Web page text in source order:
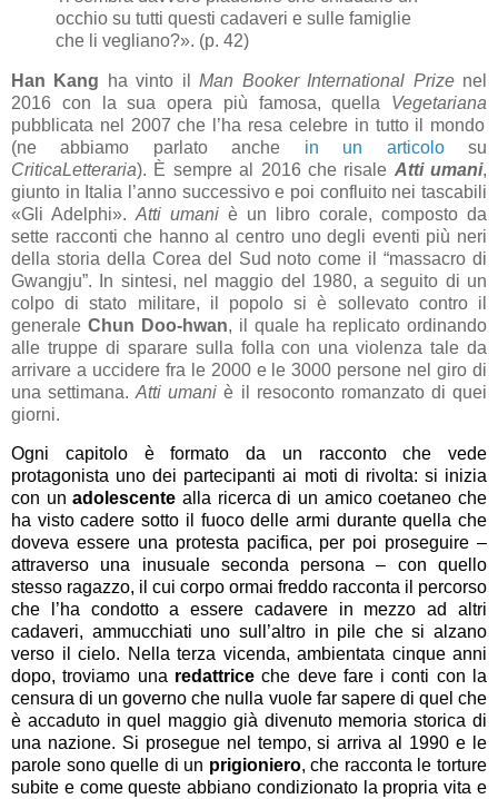
occhio su tutti questi cadaveri e sulle famiglie
che li vegliano?». (p. 42)
Han Kang ha vinto ilMan Booker International Prize nel
2016 con la sua opera più famosa, quella Vegetariana
pubblicata nel 2007 che l’ha resa celebre in tutto il mondo
(ne abbiamo parlato anche in un articolosu
CriticaLetteraria). È sempre al 2016 che risale Atti umani,
giunto in Italia l’anno successivo e poi confluito nei tascabili
«Gli Adelphi». Atti umani è un libro corale, composto da
sette racconti che hanno al centro uno degli eventi più neri
della storia della Corea del Sud noto come il “massacro di
Gwangju”. In sintesi, nel maggio del 1980, a seguito di un
colpo di stato militare, il popolo si è sollevato contro il
generale Chun Doo-hwan, il quale ha replicato ordinando
alle truppe di sparare sulla folla con una violenza tale da
arrivare a uccidere fra le 2000 e le 3000 persone nel giro di
una settimana.Atti umani è il resoconto romanzato di quei
giorni.
Ogni capitolo è formato da un racconto che vede
protagonista uno dei partecipanti ai moti di rivolta: si inizia
con unadolescentealla ricerca di un amico coetaneo che
ha visto cadere sotto il fuoco delle armi durante quella che
doveva essere una protesta pacifica, per poi proseguire –
attraverso una inusuale seconda persona – con quello
stesso ragazzo, il cui corpo ormai freddo racconta il percorso
che l’ha condotto a essere cadavere in mezzo ad altri
cadaveri, ammucchiati uno sull’altro in pile che si alzano
verso il cielo. Nella terza vicenda, ambientata cinque anni
dopo, troviamo una redattriceche deve fare i conti con la
censura di un governo che nulla vuole far sapere di quel che
è accaduto in quel maggio già divenuto memoria storica di
una nazione. Si prosegue nel tempo, si arriva al 1990 e le
parole sono quelle di un prigioniero, che racconta le torture
subite e come queste abbiano condizionato la propria vita e